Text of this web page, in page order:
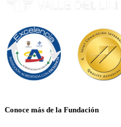
Conoce más de la Fundación